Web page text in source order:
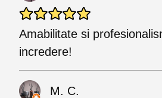
Amabilitate si
incredere!
M. C.